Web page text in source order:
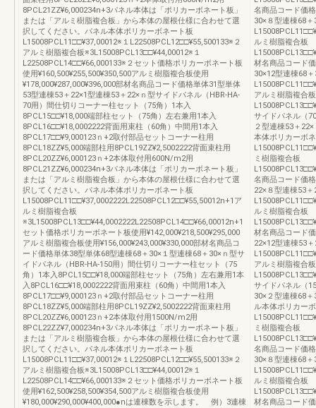
8PCL21ZZ¥6,000234n+3パネル本体は「ポリカーボネート板」
または「アルミ樹脂複合板」から本体の屋根仕様に合わせて選
択してください。パネル本体ポリカーボネート板
L15008PCL11□□¥37,00012※１L22508PCL12□□¥55,500133※２
アルミ樹脂複合板※3L15008PCL13□□¥44,00012※１
L22508PCL14□□¥66,000133※２セット価格ポリカーボネート板
使用¥160,500¥255,500¥350,500アルミ樹脂複合板使用
¥178,000¥287,000¥396,000部材名商品コード価格単体31型単体
53型連棟53＋22×1型連棟53＋22×ｎ型サイドパネル（HBR-HA-
70用）間仕切りコーナー柱セット（75角）1本入
8PCL15□□¥18,000端部柱セット（75角）左右兼用1本入
8PCL16□□¥18,0002222背面用束柱（60角）中間用1本入
8PCL17□□¥9,000123ｎ+2取付部品セットコーナー柱用
8PCL18ZZ¥5,000端部柱用8PCL19ZZ¥2,5002222背面束柱用
8PCL20ZZ¥6,000123ｎ+2本体取付用600N/m2用
8PCL21ZZ¥6,000234n+3パネル本体は「ポリカーボネート板」
または「アルミ樹脂複合板」から本体の屋根仕様に合わせて選
択してください。パネル本体ポリカーボネート板
L15008PCL11□□¥37,0002222L22508PCL12□□¥55,50012n+1ア
ルミ樹脂複合板
※3L15008PCL13□□¥44,0002222L22508PCL14□□¥66,00012n+1
セット価格ポリカーボネート板使用¥142,000¥218,500¥295,000
アルミ樹脂複合板使用¥156,000¥243,000¥330,000部材名商品コ
ード価格単体38型単体68型連棟68＋30×１型連棟68＋30×ｎ型サ
イドパネル（HBR-HA-150用）間仕切りコーナー柱セット（75
角）1本入8PCL15□□¥18,000端部柱セット（75角）左右兼用1本
入8PCL16□□¥18,0002222背面用束柱（60角）中間用1本入
8PCL17□□¥9,000123ｎ+2取付部品セットコーナー柱用
8PCL18ZZ¥5,000端部柱用8PCL19ZZ¥2,5002222背面束柱用
8PCL20ZZ¥6,000123ｎ+2本体取付用1500N/m2用
8PCL22ZZ¥7,000234n+3パネル本体は「ポリカーボネート板」
または「アルミ樹脂複合板」から本体の屋根仕様に合わせて選
択してください。パネル本体ポリカーボネート板
L15008PCL11□□¥37,00012※１L22508PCL12□□¥55,500133※２
アルミ樹脂複合板※3L15008PCL13□□¥44,00012※１
L22508PCL14□□¥66,000133※２セット価格ポリカーボネート板
使用¥162,500¥258,500¥354,500アルミ樹脂複合板使用
¥180,000¥290,000¥400,000●nは連棟数を示します。 例）3連棟
名商品コード価
30×８型連棟68
ルミ樹脂複合板
材名商品コード
30×12型連棟68
アルミ樹脂複合板
サイドパネル（
２型連棟53＋
本体ポリカーボ
ミ樹脂複合板
名商品コード価
22×８型連棟53
ルミ樹脂複合板
材名商品コード
22×12型連棟53
アルミ樹脂複合板
サイドパネル（
30×２型連棟68
ル本体ポリカー
ミ樹脂複合板
名商品コード価
30×８型連棟68
ルミ樹脂複合板
材名商品コード